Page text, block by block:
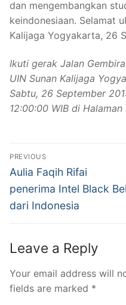
dan mengembangkan
keindonesiaan. Selamat
Kalijaga Yogyakarta, 26
Ikuti gerak Jalan
UIN Sunan Kalijaga
Sabtu, 26 September
12:00:00 WIB di Halaman
Post
navigation
PREVIOUS
Previous
post:
Aulia Faqih Rifai
penerima Intel Black
dari Indonesia
Leave a Reply
Your email address will
fields are marked *